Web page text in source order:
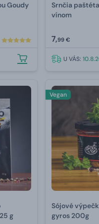
Goudy
Srnčia
vínom
7,99 €
U VÁS:
g
Vegan
Sójové
gyros 200g